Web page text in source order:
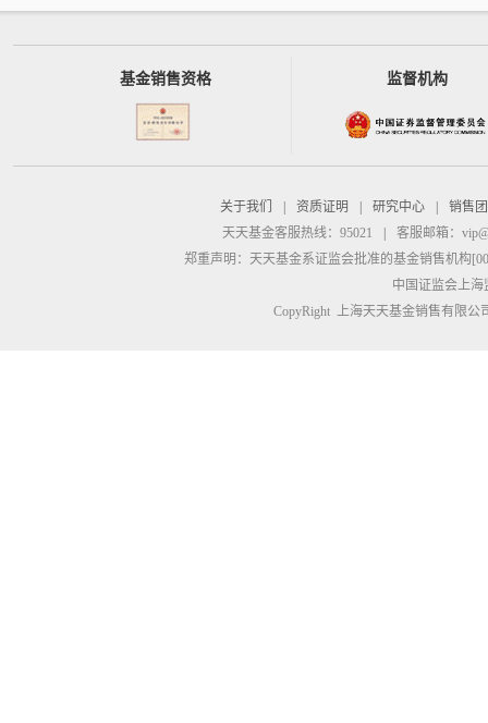
基金销售资格 监督机构
关于我们 资质证明 研究中心
销售
天天基金客服热线：95021
客服邮箱：
郑重声明： 天天基金系证监会批准的基金销售机构
中国证监会上
CopyRight 上海天天基金销售有限